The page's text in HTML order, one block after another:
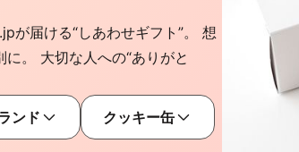
が届ける“しあわせギフト”。 想
。 大切な人への“ありがと
ンド クッキー缶